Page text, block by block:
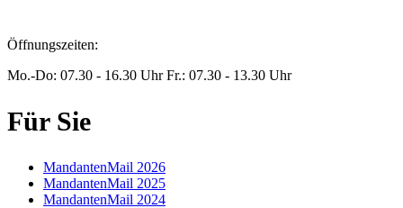
Öffnungszeiten:
Mo.-Do: 07.30 - 16.30 Uhr Fr.: 07.30 - 13.30 Uhr
Für Sie
MandantenMail 2026
MandantenMail 2025
MandantenMail 2024